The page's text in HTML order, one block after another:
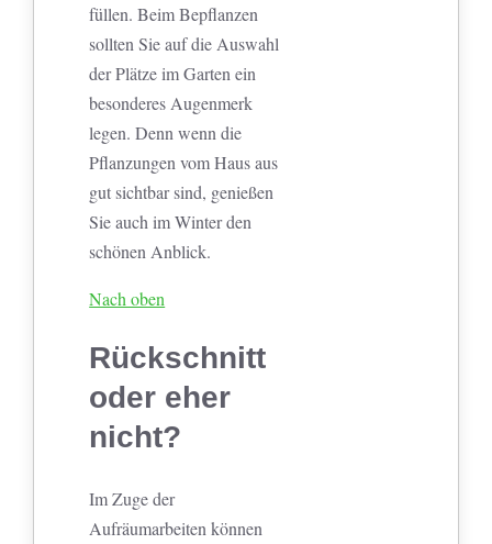
füllen. Beim Bepflanzen
sollten Sie auf die Auswahl
der Plätze im Garten ein
besonderes Augenmerk
legen. Denn wenn die
Pflanzungen vom Haus aus
gut sichtbar sind, genießen
Sie auch im Winter den
schönen Anblick.
Nach oben
Rückschnitt
oder eher
nicht?
Im Zuge der
Aufräumarbeiten können